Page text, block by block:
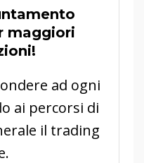
maggiori
ad ogni
ai percorsi di
il trading